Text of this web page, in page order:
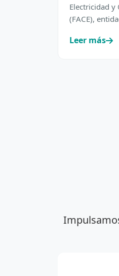
Electricidad y
(FACE),
Leer más